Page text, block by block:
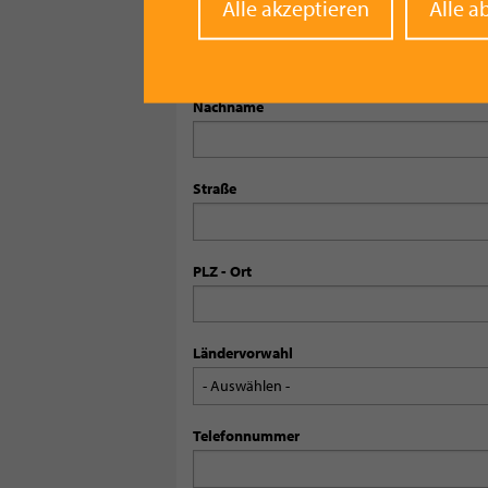
Nachname
Straße
PLZ - Ort
Ländervorwahl
Telefonnummer
Alle akzeptieren Alle